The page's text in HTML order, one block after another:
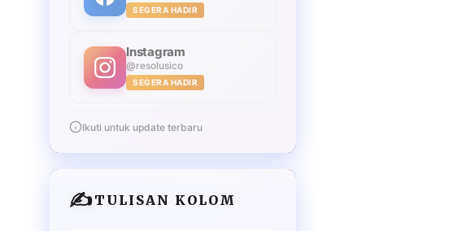
SEGERA HADIR
Instagram
@resolusico
SEGERA HADIR
Ikuti untuk update terbaru
✍️TULISAN KOLOM